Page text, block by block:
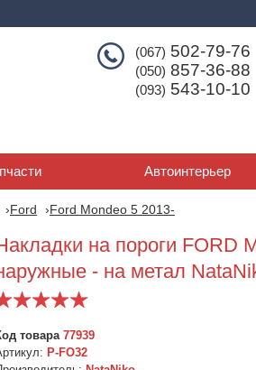
(067) 502-79-76
(050) 857-36-88
(093) 543-10-10
Автоинтерьер
Ford Ford Mondeo 5 2013-
на пороги FORD
- на метал
товара 77939
P-FO32